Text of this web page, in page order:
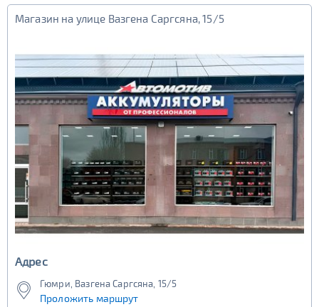
Магазин на улице Вазгена Саргсяна, 15/5
Адрес
Гюмри, Вазгена Саргсяна, 15/5
Проложить маршрут